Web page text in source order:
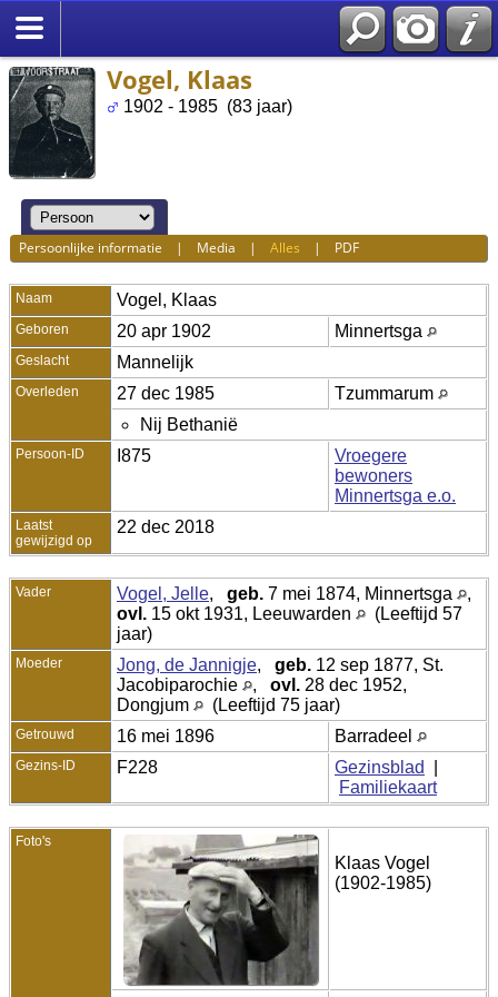
Vogel, Klaas
1902 - 1985 (83 jaar)
Persoonlijke informatie | Media |Alles | PDF
Naam Vogel , Klaas
Geboren 20 apr 1902 Minnertsga
Geslacht Mannelijk
Overleden 27 dec 1985
Tzummarum
Nij Bethanië
Persoon-ID I875
Vroegere
bewoners
Minnertsga e.o.
Laatst
gewijzigd op
22 dec 2018
Vader Vogel, Jelle, geb. 7 mei 1874, Minnertsga
,
ovl. 15 okt 1931, Leeuwarden
(Leeftijd 57
jaar)
Moeder Jong, de Jannigje, geb. 12 sep 1877, St.
Jacobiparochie
, ovl. 28 dec 1952,
Dongjum
(Leeftijd 75 jaar)
Getrouwd 16 mei 1896 Barradeel
Gezins-ID F228 Gezinsblad
Familiekaart
Foto's
Klaas Vogel
(1902-1985)